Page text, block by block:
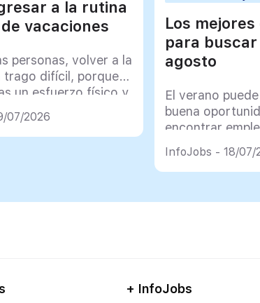
a la rutina
vacaciones
personas, volver a la
trago difícil, porque
un esfuerzo físico y
07/2026
Los
para
agosto
El verano
buena
encontrar
InfoJobs - 18/07/
+ InfoJobs